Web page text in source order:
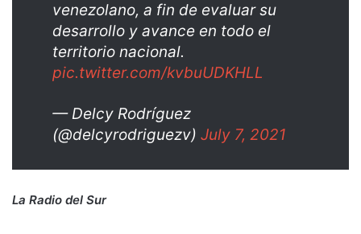
venezolano, a fin de evaluar su
desarrollo y avance en todo el
territorio nacional.
pic.twitter.com/kvbuUDKHLL
— Delcy Rodríguez
(@delcyrodriguezv) July 7, 2021
La Radio del Sur